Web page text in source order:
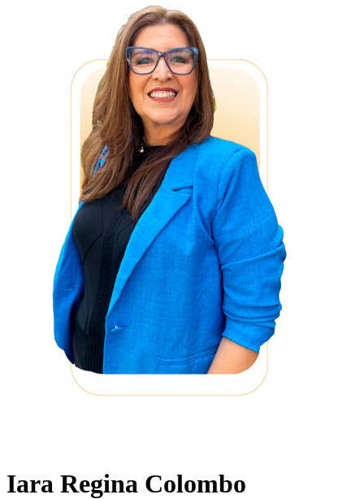
Iara Regina Colombo